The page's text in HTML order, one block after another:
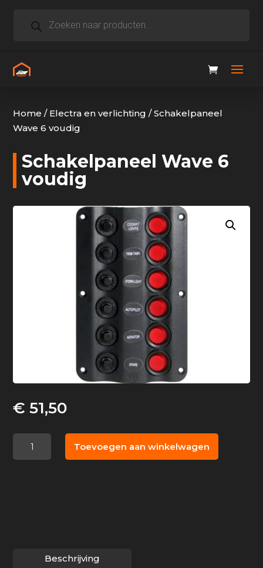
zoeken
Home / Electra en verlichting /Schakelpaneel
Wave 6 voudig
Schakelpaneel Wave 6
voudig
€ 51,50
Toevoegen aan winkelwagen
Beschrijving